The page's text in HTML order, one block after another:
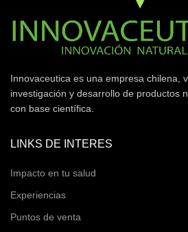
Innovaceutica es una empresa chilena,
investigación y desarrollo de productos
con base científica.
LINKS DE INTERES
Impacto en tu salud
Experiencias
Puntos de venta